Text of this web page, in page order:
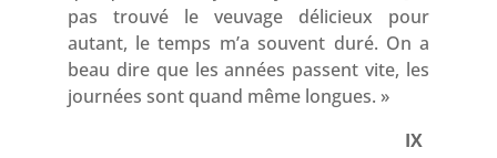
pas trouvé le veuvage délicieux pour
autant, le temps m’a souvent duré. On a
beau dire que les années passent vite, les
journées sont quand même longues. »
IX